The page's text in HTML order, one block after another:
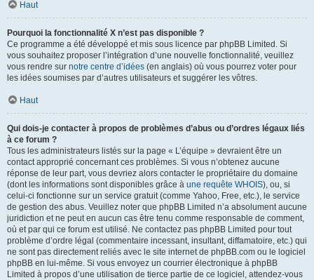
Haut
Pourquoi la fonctionnalité X n’est pas disponible ?
Ce programme a été développé et mis sous licence par phpBB Limited. Si
vous souhaitez proposer l’intégration d’une nouvelle fonctionnalité, veuillez
vous rendre sur notre centre d’idées (en anglais) où vous pourrez voter pour
les idées soumises par d’autres utilisateurs et suggérer les vôtres.
Haut
Qui dois-je contacter à propos de problèmes d’abus ou d’ordres légaux liés
à ce forum ?
Tous les administrateurs listés sur la page « L’équipe » devraient être un
contact approprié concernant ces problèmes. Si vous n’obtenez aucune
réponse de leur part, vous devriez alors contacter le propriétaire du domaine
(dont les informations sont disponibles grâce à une requête WHOIS), ou, si
celui-ci fonctionne sur un service gratuit (comme Yahoo, Free, etc.), le service
de gestion des abus. Veuillez noter que phpBB Limited n’a absolument aucune
juridiction et ne peut en aucun cas être tenu comme responsable de comment,
où et par qui ce forum est utilisé. Ne contactez pas phpBB Limited pour tout
problème d’ordre légal (commentaire incessant, insultant, diffamatoire, etc.) qui
ne sont pas directement reliés avec le site internet de phpBB.com ou le logiciel
phpBB en lui-même. Si vous envoyez un courrier électronique à phpBB
Limited à propos d’une utilisation de tierce partie de ce logiciel, attendez-vous